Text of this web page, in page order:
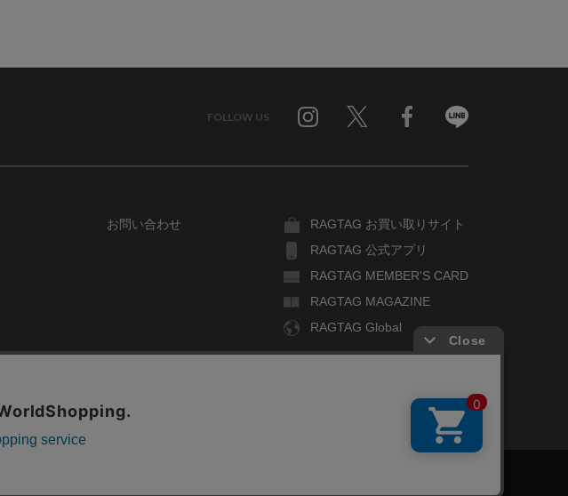
FOLLOW US
お問い合わせ
RAGTAG お買い取りサイト
RAGTAG 公式アプリ
RAGTAG MEMBER'S CARD
RAGTAG MAGAZINE
RAGTAG Global